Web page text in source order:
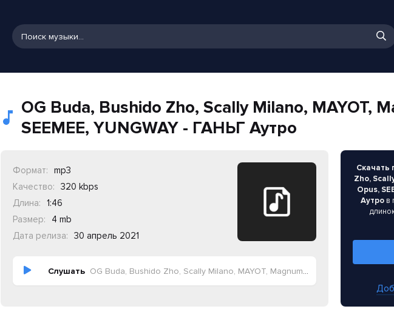
OG Buda, Bushido Zho, Scally Milano, MAYOT,
SEEMEE, YUNGWAY - ГАНЬГ Аутро
Формат:
mp3
Качество:
320 kbps
Длина:
1:46
Размер:
4 mb
Дата релиза:
30 апрель 2021
Слушать OG Buda, Bushido Zho, Scally Milano, MAYOT, Magnum Opus, SEEMEE, YUNGWAY - ГАНЬГ Аутро
Скачать
Zho,
Opus,
Аутров